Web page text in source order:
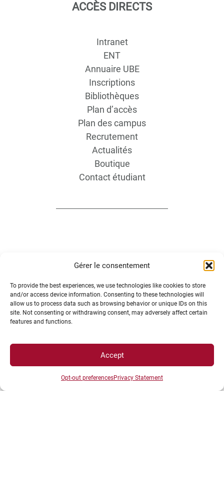
Gérer le consentement
To provide the best experiences, we use technologies like cookies to store
and/or access device information. Consenting to these technologies will
allow us to process data such as browsing behavior or unique IDs on this
site. Not consenting or withdrawing consent, may adversely affect certain
features and functions.
Accept
Opt-out preferencesPrivacy Statement
ACCÈS DIRECTS
Intranet
ENT
Annuaire UBE
Inscriptions
Bibliothèques
Plan d’accès
Plan des campus
Recrutement
Actualités
Boutique
Contact étudiant
INFORMATIONS LÉGALES
Plan d’accès des campus
Mentions légales
Données personnelles et gestion des cookies
Politique de cookies
Politique de confidentialité
Avertissement